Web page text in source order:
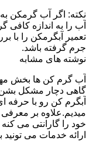
نکته: اگر آب گرمکن
آب را به اندازه
تعمیر آبگرمکن را با
جرم گرفته باشد.
نوشته های مشابه
آب گرم کن ها بخش
گاهی دچار مشکل
آبگرم کن رو با حرفه
میدیم.علاوه بر
خود را گارانتی می
ارائه خدمات می تونید